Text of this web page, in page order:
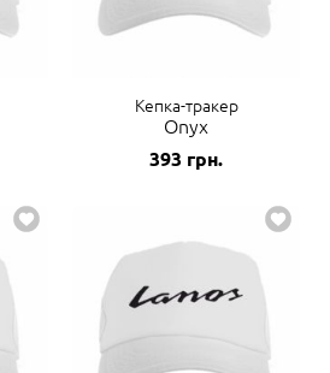
Кепка-тракер
Onyx
393 грн.